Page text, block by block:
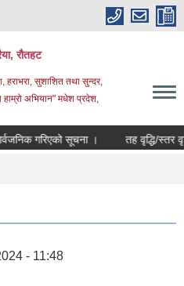
रौतहट
सुशाशित तथा सुन्दर,
हाम्रो अभियान" मधेश प्रदेश,
गरिएको सूचना । तह वृद्धि/स्तर
- 11:48